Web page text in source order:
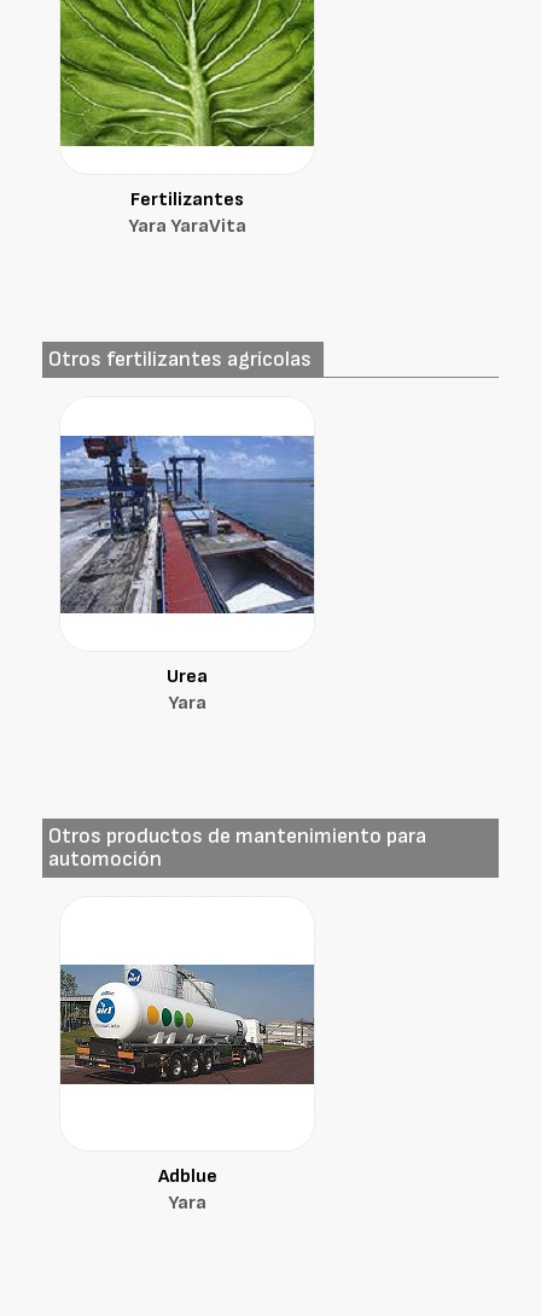
Fertilizantes
Yara YaraVita
Otros fertilizantes agrícolas
Urea
Yara
Otros productos de mantenimiento para
automoción
Adblue
Yara